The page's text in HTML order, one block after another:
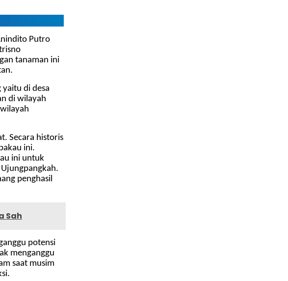
Putro
tanaman ini
di desa
di wilayah
Secara historis
ini.
ini untuk
penghasil
Sah
potensi
menganggu
saat musim